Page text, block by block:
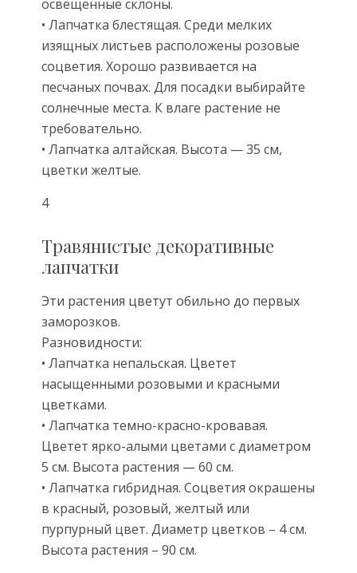
освещенные склоны.
• Лапчатка блестящая. Среди мелких
изящных листьев расположены розовые
соцветия. Хорошо развивается на
песчаных почвах. Для посадки выбирайте
солнечные места. К влаге растение не
требовательно.
• Лапчатка алтайская. Высота — 35 см,
цветки желтые.
4
Травянистые декоративные
лапчатки
Эти растения цветут обильно до первых
заморозков.
Разновидности:
• Лапчатка непальская. Цветет
насыщенными розовыми и красными
цветками.
• Лапчатка темно-красно-кровавая.
Цветет ярко-алыми цветами с диаметром
5 см. Высота растения — 60 см.
• Лапчатка гибридная. Соцветия окрашены
в красный, розовый, желтый или
пурпурный цвет. Диаметр цветков – 4 см.
Высота растения – 90 см.